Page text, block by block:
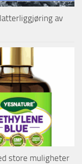
av
store muligheter